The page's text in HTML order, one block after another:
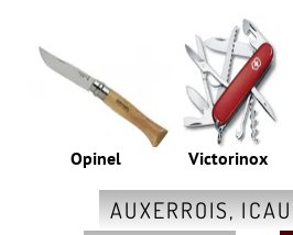
AUXERROIS,
Victorinox
Opinel